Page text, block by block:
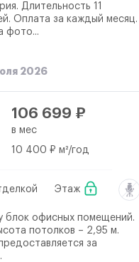
Длительность 11
Оплата за каждый месяц.
фото...
2026
106 699 ₽
в мес
10 400 ₽ м²/год
Этаж
блок офисных помещений.
потолков – 2,95 м.
за